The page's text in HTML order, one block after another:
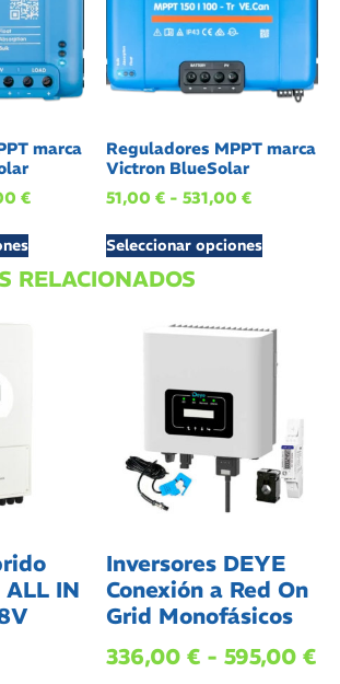
marca
€
Reguladores MPPT marca
Victron BlueSolar
51,00 € - 531,00 €
Seleccionar opciones
RELACIONADOS
ALL IN
Inversores DEYE
Conexión a Red On
Grid Monofásicos
336,00 € - 595,00 €